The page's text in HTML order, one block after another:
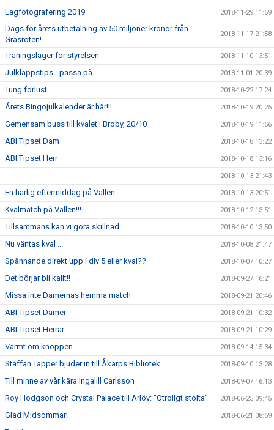
Lagfotografering 2019 2018-11-29 11:59
Dags för årets utbetalning av 50 miljoner kronor från
Gräsroten!
2018-11-17 21:58
Träningsläger för styrelsen 2018-11-10 13:51
Julklappstips - passa på 2018-11-01 20:39
Tung förlust 2018-10-22 17:24
Årets Bingojulkalender är här!!! 2018-10-19 20:25
Gemensam buss till kvalet i Broby, 20/10 2018-10-19 11:56
ABI Tipset Dam 2018-10-18 13:22
ABI Tipset Herr 2018-10-18 13:16
2018-10-13 21:43
En härlig eftermiddag på Vallen 2018-10-13 20:51
Kvalmatch på Vallen!!! 2018-10-12 13:51
Tillsammans kan vi göra skillnad 2018-10-10 13:50
Nu väntas kval ... 2018-10-08 21:47
Spännande direkt upp i div 5 eller kval?? 2018-10-07 10:27
Det börjar bli kallt!! 2018-09-27 16:21
Missa inte Damernas hemma match 2018-09-21 20:46
ABI Tipset Damer 2018-09-21 10:32
ABI Tipset Herrar 2018-09-21 10:29
Varmt om knoppen..... 2018-09-14 15:34
Staffan Tapper bjuder in till Åkarps Bibliotek 2018-09-10 13:28
Till minne av vår kära Ingalill Carlsson 2018-09-07 16:13
Roy Hodgson och Crystal Palace till Arlöv: ”Otroligt stolta” 2018-06-25 09:45
Glad Midsommar! 2018-06-21 08:59